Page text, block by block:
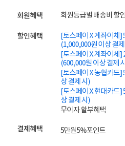
회원혜택 회원등급별 배송비 할인
할인혜택
[토스페이 X 계좌이체]
(1,000,000원 이상 결
[토스페이 X 계좌이체]
(600,000원 이상 결제
[토스페이 X 농협카드]
상 결제 시)
[토스페이 X 현대카드]
상 결제 시)
무이자 할부혜택
결제혜택 5만원5%포인트